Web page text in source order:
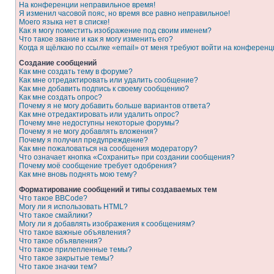
На конференции неправильное время!
Я изменил часовой пояс, но время все равно неправильное!
Моего языка нет в списке!
Как я могу поместить изображение под своим именем?
Что такое звание и как я могу изменить его?
Когда я щёлкаю по ссылке «email» от меня требуют войти на
Создание сообщений
Как мне создать тему в форуме?
Как мне отредактировать или удалить сообщение?
Как мне добавить подпись к своему сообщению?
Как мне создать опрос?
Почему я не могу добавить больше вариантов ответа?
Как мне отредактировать или удалить опрос?
Почему мне недоступны некоторые форумы?
Почему я не могу добавлять вложения?
Почему я получил предупреждение?
Как мне пожаловаться на сообщения модератору?
Что означает кнопка «Сохранить» при создании сообщения?
Почему моё сообщение требует одобрения?
Как мне вновь поднять мою тему?
Форматирование сообщений и типы создаваемых тем
Что такое BBCode?
Могу ли я использовать HTML?
Что такое смайлики?
Могу ли я добавлять изображения к сообщениям?
Что такое важные объявления?
Что такое объявления?
Что такое прилепленные темы?
Что такое закрытые темы?
Что такое значки тем?